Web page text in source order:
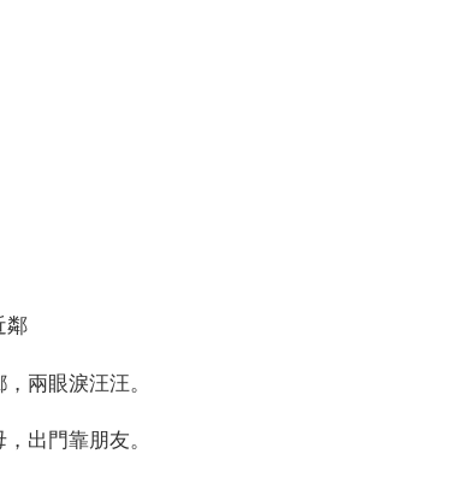
鄰
兩眼淚汪汪。
出門靠朋友。